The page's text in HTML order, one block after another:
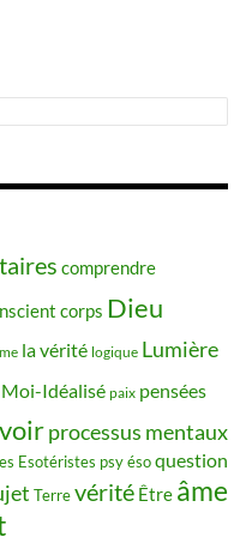
comprendre
corps Dieu
la vérité logique Lumière
Moi-Idéalisé paix pensées
processus mentaux
Esotéristes psy ésoquestion
Terrevérité Être âme